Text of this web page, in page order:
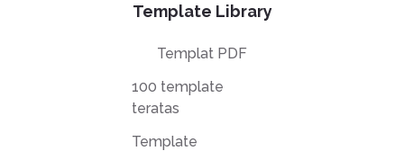
Template Library
Templat PDF
100 template
teratas
Template